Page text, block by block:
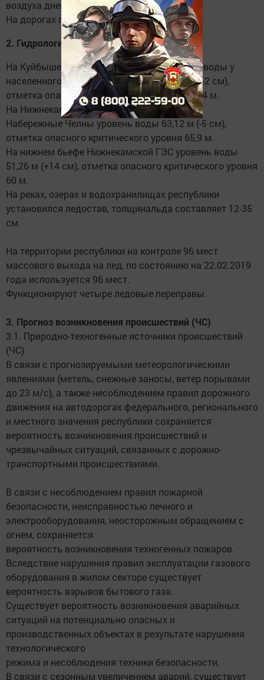
воздуха днем -8..-13º.
На дорогах гололедица.
2. Гидрологическая и ледовая обстановка
На Куйбышевском водохранилище уровень воды у
населенного пункта Верхний Услон 49,69 м (-2 см),
отметка опасного критического уровня 54,24 м.
На Нижнекамском водохранилище у города
Набережные Челны уровень воды 63,12 м (-5 см),
отметка опасного критического уровня 65,9 м.
На нижнем бьефе Нижнекамской ГЭС уровень воды
51,26 м (+14 см), отметка опасного критического уровня
60 м.
На реках, озерах и водохранилищах республики
установился ледостав, толщинальда составляет 12-35
см.
На территории республики на контроле 96 мест
массового выхода на лед, по состоянию на 22.02.2019
года используется 96 мест.
Функционируют четыре ледовые переправы.
3. Прогноз возникновения происшествий (ЧС)
3.1. Природно-техногенные источники происшествий
(ЧС)
В связи с прогнозируемыми метеорологическими
явлениями (метель, снежные заносы, ветер порывами
до 23 м/с), а также несоблюдением правил дорожного
движения на автодорогах федерального, регионального
и местного значения республики сохраняется
вероятность возникновения происшествий и
чрезвычайных ситуаций, связанных с дорожно-
транспортными происшествиями.
В связи с несоблюдением правил пожарной
безопасности, неисправностью печного и
электрооборудования, неосторожным обращением с
огнем, сохраняется
вероятность возникновения техногенных пожаров.
Вследствие нарушения правил эксплуатации газового
оборудования в жилом секторе существует
вероятность взрывов бытового газа.
Существует вероятность возникновения аварийных
ситуаций на потенциально опасных и
производственных объектах в результате нарушения
технологического
режима и несоблюдения техники безопасности.
В связи с сезонным увеличением аварий, существует